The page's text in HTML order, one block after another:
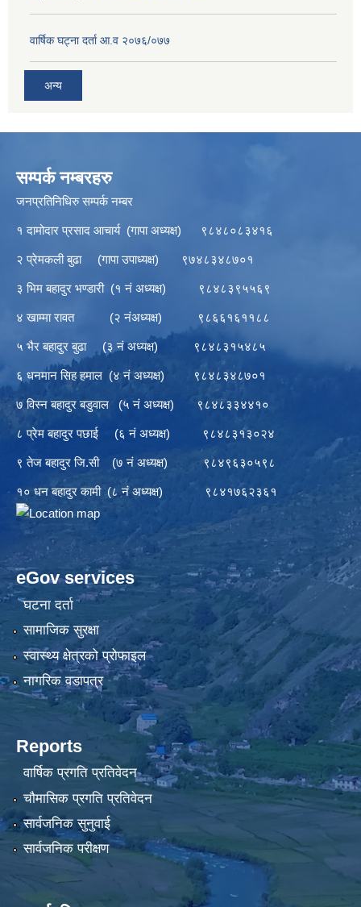
वार्षिक घट्ना दर्ता आ.व २०७६/०७७
अन्य
सम्पर्क नम्बरहरु
जनप्रतिनिधिरु सम्पर्क नम्बर
१ दामोदार प्रसाद आचार्य (गापा अध्यक्ष) ९८४८०८३४१६
२ प्रेमकली बुढा (गापा उपाध्यक्ष) ९७४८३४८७०१
३ भिम बहादुर भण्डारी (१ नं अध्यक्ष) ९८४८३९५५६९
४ खाम्मा रावत (२ नंअध्यक्ष) ९८६६१६११८८
५ भैर बहादुर बुढा (३ नं अध्यक्ष) ९८४८३१५४८५
६ धनमान सिह हमाल (४ नं अध्यक्ष) ९८४८३४८७०१
७ विस्न बहादुर बडुवाल (५ नं अध्यक्ष) ९८४८३३४४१०
८ प्रेम बहादुर पछाई (६ नं अध्यक्ष) ९८४८३१३०२४
९ तेज बहादुर जि.सी (७ नं अध्यक्ष) ९८४९६३०५९८
१० धन बहादुर कामी (८ नं अध्यक्ष) ९८४१७६२३६१
eGov services
घटना दर्ता
सामाजिक सुरक्षा
स्वास्थ्य क्षेत्रको प्रोफाइल
नागरिक वडापत्र
Reports
वार्षिक प्रगति प्रतिवेदन
चौमासिक प्रगति प्रतिवेदन
सार्वजनिक सुनुवाई
सार्वजनिक परीक्षण